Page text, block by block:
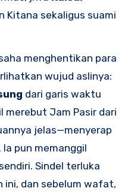
Kitana sekaligus suami
menghentikan para
wujud aslinya:
dari garis waktu
merebut Jam Pasir dari
jelas—menyerap
pun memanggil
Sindel terluka
ini, dan sebelum wafat,